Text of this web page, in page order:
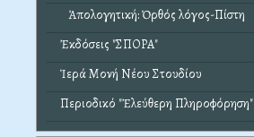
Ἀπολογητική: Ὀρθός λόγος-Πίστη
Ἐκδόσεις "ΣΠΟΡΑ"
Ἱερά Μονή Νέου Στουδίου
Περιοδικό "Ἐλεύθερη Πληροφόρηση"